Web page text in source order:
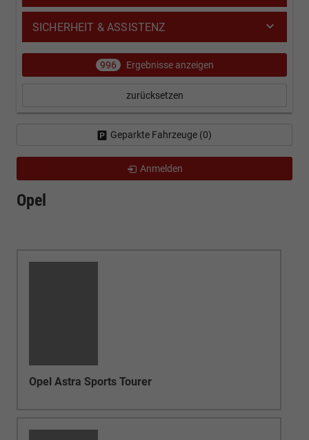
Opel
SICHERHEIT & ASSISTENZ
996 Ergebnisse anzeigen
zurücksetzen
Geparkte Fahrzeuge (0)
Anmelden